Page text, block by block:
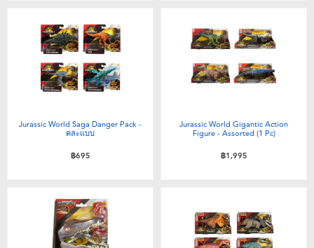
Nintendo Switch
กล่องสุ่ม
แกดเจ็ต
Jurassic World Saga Danger Pack -
คละแบบ
฿695
Jurassic World Gigantic Action
Figure - Assorted (1 Pc)
฿1,995